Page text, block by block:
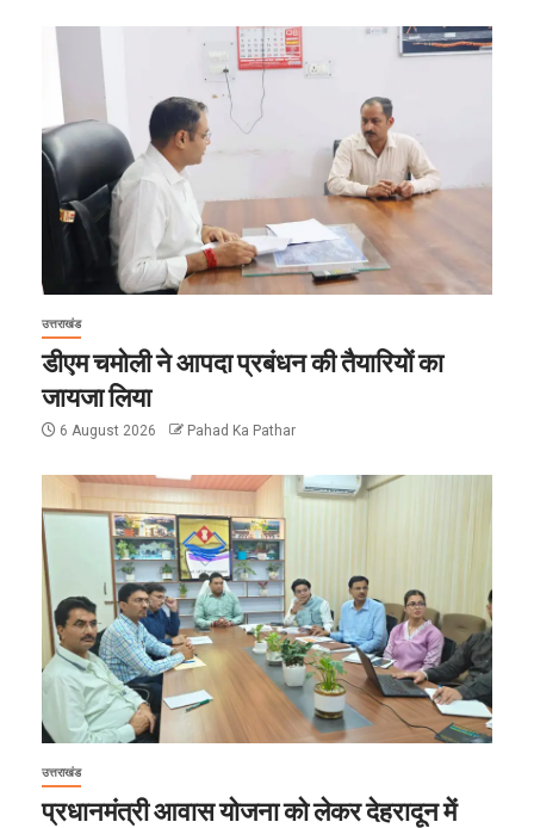
उत्तराखंड
डीएम चमोली ने आपदा प्रबंधन की तैयारियों का
जायजा लिया
6 August 2026 Pahad Ka Pathar
उत्तराखंड
प्रधानमंत्री आवास योजना को लेकर देहरादून में